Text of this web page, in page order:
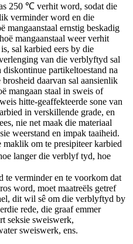
250 ℃ verhit word, sodat die
verminder word en die
mangaanstaal ernstig beskadig
mangaanstaal weer verhit
sal karbied eers by die
van die verblyftyd sal
partikeltoestand na
daarvan sal aansienlik
mangaan staal in sweis of
hitte-geaffekteerde sone van
in verskillende grade, en
nie net maak die materiaal
weerstand en impak taaiheid.
om te presipiteer karbied
langer die verblyf tyd, hoe
te verminder en te voorkom dat
word, moet maatreëls getref
dit wil sê om die verblyftyd by
rede, die graaf emmer
seksie sweiswerk,
sweiswerk, ens.